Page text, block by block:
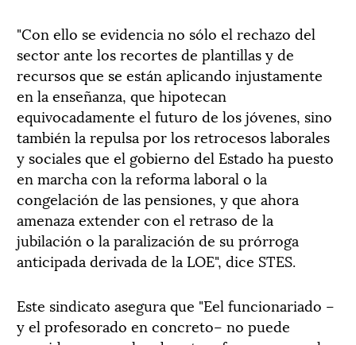
"Con ello se evidencia no sólo el rechazo del
sector ante los recortes de plantillas y de
recursos que se están aplicando injustamente
en la enseñanza, que hipotecan
equivocadamente el futuro de los jóvenes, sino
también la repulsa por los retrocesos laborales
y sociales que el gobierno del Estado ha puesto
en marcha con la reforma laboral o la
congelación de las pensiones, y que ahora
amenaza extender con el retraso de la
jubilación o la paralización de su prórroga
anticipada derivada de la LOE", dice STES.
Este sindicato asegura que "Eel funcionariado –
y el profesorado en concreto– no puede